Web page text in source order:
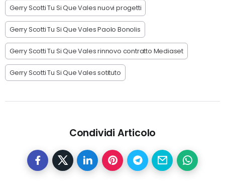
Gerry Scotti Tu Si Que Vales nuovi progetti
Gerry Scotti Tu Si Que Vales Paolo Bonolis
Gerry Scotti Tu Si Que Vales rinnovo contratto Mediaset
Gerry Scotti Tu Si Que Vales sotituto
Condividi Articolo